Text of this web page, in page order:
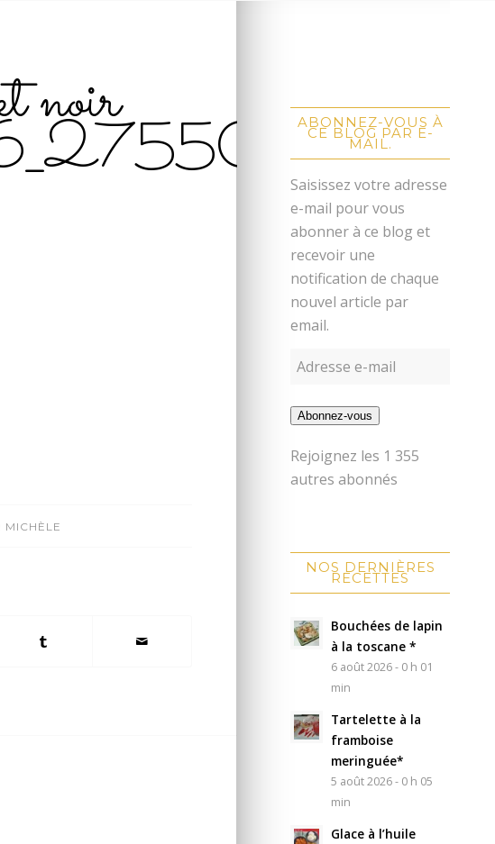
noir
MICHÈLE
ABONNEZ-VOUS À
CE BLOG PAR E-
MAIL.
Saisissez votre adresse
e-mail pour vous
abonner à ce blog et
recevoir une
notification de chaque
nouvel article par
email.
Abonnez-vous
Rejoignez les 1 355
autres abonnés
NOS DERNIÈRES
RECETTES
Bouchées de lapin
à la toscane *
6 août 2026 - 0 h 01
min
Tartelette à la
framboise
meringuée*
5 août 2026 - 0 h 05
min
Glace à l’huile